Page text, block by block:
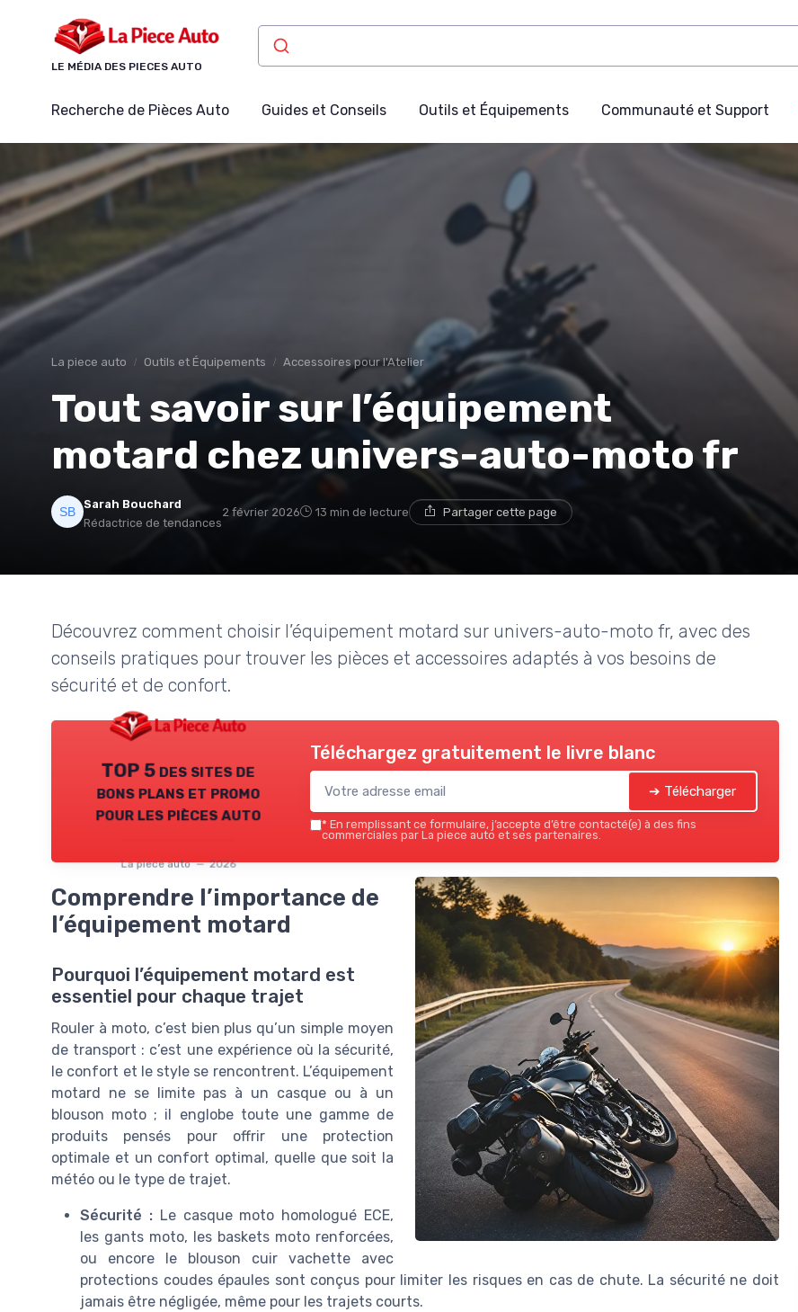
LE MÉDIA DES PIECES AUTO
Recherche de Pièces Auto Guides et Conseils Outils et Équipements Communauté et Support
La piece auto Outils et Équipements Accessoires pour l'Atelier
Tout savoir sur l’équipement
motard chez univers-auto-moto fr
Sarah Bouchard
Rédactrice de tendances
2 février 2026 13 min de lecture Partager cette page
Découvrez comment choisir l’équipement motard sur univers-auto-moto fr, avec des
conseils pratiques pour trouver les pièces et accessoires adaptés à vos besoins de
sécurité et de confort.
TOP 5 des sites de
bons plans et promo
pour les pièces auto
La piece auto — 2026
Téléchargez gratuitement le livre blanc
➔ Télécharger
* En remplissant ce formulaire, j’accepte d’être contacté(e) à des fins
commerciales par La piece auto et ses partenaires.
Comprendre l’importance de
l’équipement motard
Pourquoi l’équipement motard est
essentiel pour chaque trajet
Rouler à moto, c’est bien plus qu’un simple moyen
de transport : c’est une expérience où la sécurité,
le confort et le style se rencontrent. L’équipement
motard ne se limite pas à un casque ou à un
blouson moto ; il englobe toute une gamme de
produits pensés pour offrir une protection
optimale et un confort optimal, quelle que soit la
météo ou le type de trajet.
Sécurité :Le casque moto homologué ECE,
les gants moto, les baskets moto renforcées,
ou encore le blouson cuir vachette avec
protections coudes épaules sont conçus pour limiter les risques en cas de chute. La sécurité ne doit
jamais être négligée, même pour les trajets courts.